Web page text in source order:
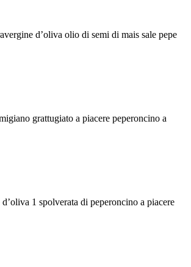
d’oliva olio di semi di mais sale pepe
grattugiato a piacere peperoncino a
1 spolverata di peperoncino a piacere